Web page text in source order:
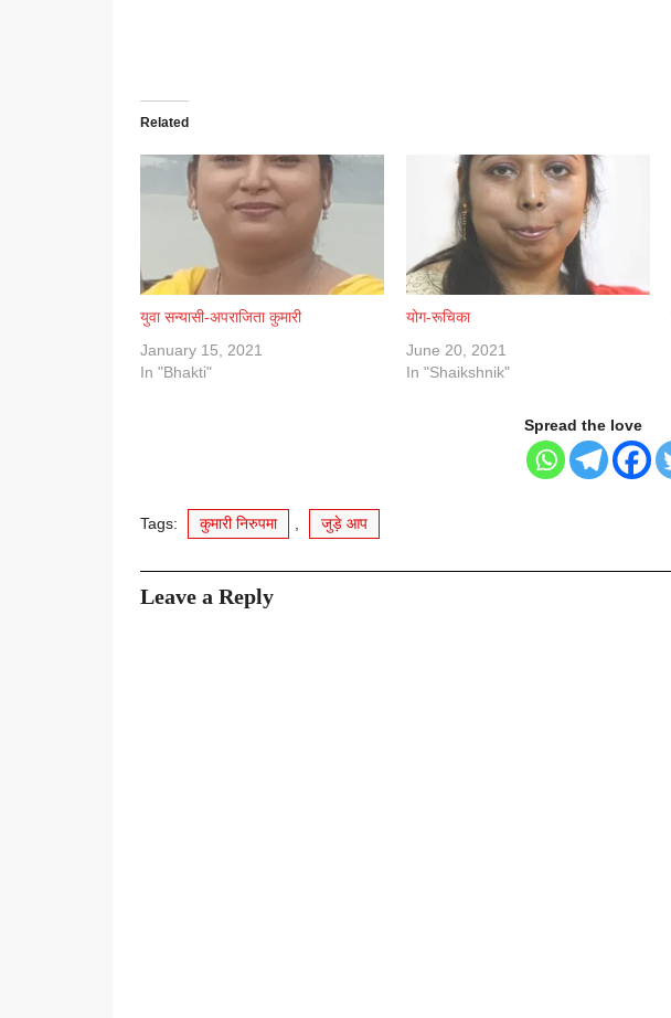
Related
युवा सन्यासी-अपराजिता कुमारी
January 15, 2021
In "Bhakti"
योग-रूचिका
June 20, 2021
In "Shaikshnik"
Spread the love
Tags: कुमारी निरुपमा जुड़े आप
Leave a Reply